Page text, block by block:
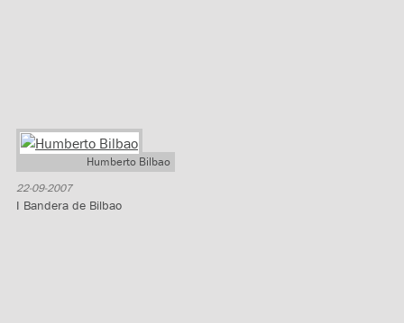
Humberto Bilbao
22-09-2007
I Bandera de Bilbao